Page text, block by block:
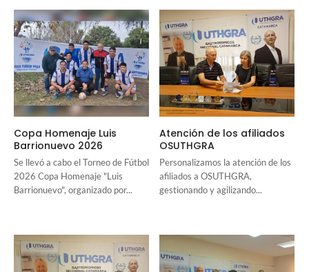
Copa Homenaje Luis
Barrionuevo 2026
Se llevó a cabo el Torneo de Fútbol
2026 Copa Homenaje "Luis
Barrionuevo", organizado por...
Atención de los afiliados
OSUTHGRA
Personalizamos la atención de los
afiliados a OSUTHGRA,
gestionando y agilizando...